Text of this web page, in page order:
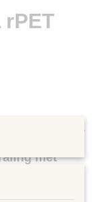
rPET
40–49 liter
met
dubbele